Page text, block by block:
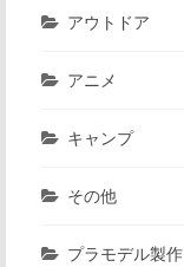
アウトドア
アニメ
キャンプ
その他
プラモデル製作